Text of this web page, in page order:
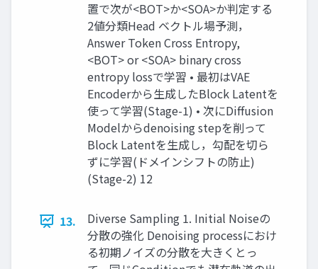
置で次が<BOT>か<SOA>か判定する
2値分類Head ベクトル場予測，
Answer Token Cross Entropy,
<BOT> or <SOA> binary cross
entropy lossで学習 • 最初はVAE
Encoderから生成したBlock Latentを
使って学習(Stage-1) • 次にDiffusion
Modelからdenoising stepを削って
Block Latentを生成し，勾配を切ら
ずに学習(ドメインシフトの防止)
(Stage-2) 12
13.
Diverse Sampling 1. Initial Noiseの
分散の強化 Denoising processにおけ
る初期ノイズの分散を大きくとっ